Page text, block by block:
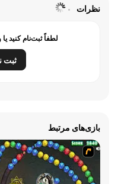
نظرات
لطفاً ثبت‌نام کنید
ثبت
بازی‌های مرتبط